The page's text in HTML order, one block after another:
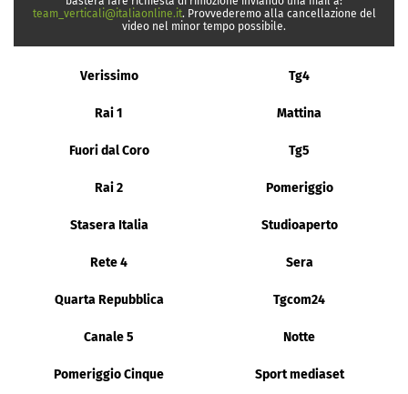
team_verticali@italiaonline.it. Provvederemo alla cancellazione del
video nel minor tempo possibile.
Verissimo Tg4
Rai 1 Mattina
Fuori dal Coro Tg5
Rai 2 Pomeriggio
Stasera Italia Studioaperto
Rete 4 Sera
Quarta Repubblica Tgcom24
Canale 5 Notte
Pomeriggio Cinque Sport mediaset